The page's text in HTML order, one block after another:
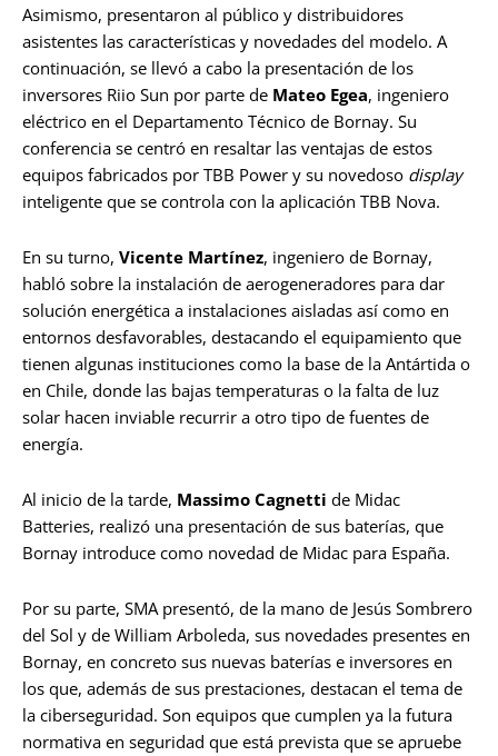
Asimismo, presentaron al público y distribuidores
asistentes las características y novedades del modelo. A
continuación, se llevó a cabo la presentación de los
inversores Riio Sun por parte de Mateo Egea, ingeniero
eléctrico en el Departamento Técnico de Bornay. Su
conferencia se centró en resaltar las ventajas de estos
equipos fabricados por TBB Power y su novedoso display
inteligente que se controla con la aplicación TBB Nova.
En su turno, Vicente Martínez, ingeniero de Bornay,
habló sobre la instalación de aerogeneradores para dar
solución energética a instalaciones aisladas así como en
entornos desfavorables, destacando el equipamiento que
tienen algunas instituciones como la base de la Antártida o
en Chile, donde las bajas temperaturas o la falta de luz
solar hacen inviable recurrir a otro tipo de fuentes de
energía.
Al inicio de la tarde, Massimo Cagnetti de Midac
Batteries, realizó una presentación de sus baterías, que
Bornay introduce como novedad de Midac para España.
Por su parte, SMA presentó, de la mano de Jesús Sombrero
del Sol y de William Arboleda, sus novedades presentes en
Bornay, en concreto sus nuevas baterías e inversores en
los que, además de sus prestaciones, destacan el tema de
la ciberseguridad. Son equipos que cumplen ya la futura
normativa en seguridad que está prevista que se apruebe